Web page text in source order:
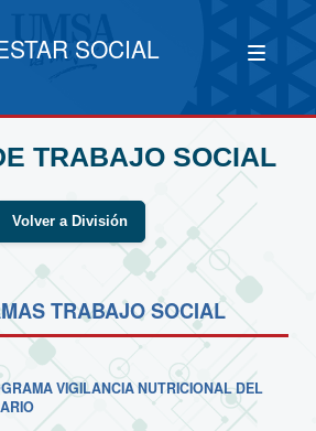
SOCIAL
TRABAJO SOCIAL
Volver a División
TRABAJO SOCIAL
VIGILANCIA NUTRICIONAL DEL